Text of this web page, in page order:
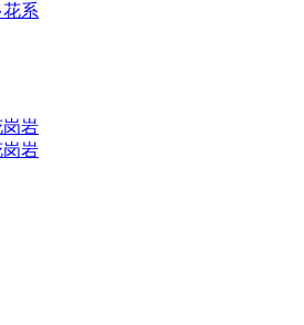
系
岗岩
岩